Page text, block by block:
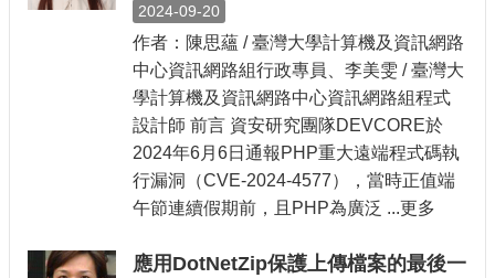
2024-09-20
作者：陳思蘊 / 臺灣大學計算機及資訊網路
中心資訊網路組行政專員、李美雯 / 臺灣大
學計算機及資訊網路中心資訊網路組程式
設計師 前言 資安研究團隊DEVCORE於
2024年6月6日通報PHP重大遠端程式碼執
行漏洞（CVE-2024-4577），當時正值端
午節連續假期前，且PHP為廣泛 ...更多
應用DotNetZip保護上傳檔案的最後一